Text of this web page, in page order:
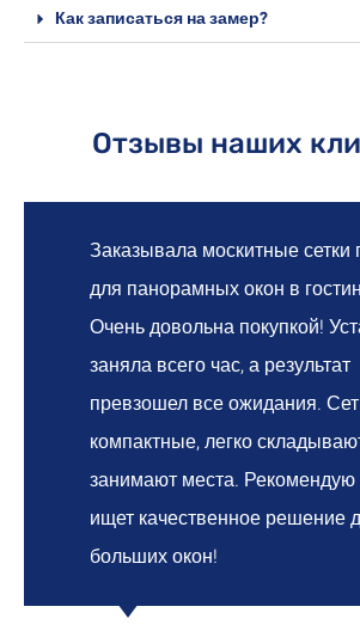
Как записаться на замер?
Отзывы наших
Заказывала москитные сетки
для панорамных окон в
Очень довольна покупкой!
заняла всего час, а результат
превзошел все ожидания.
компактные, легко
занимают места. Рекомендую
ищет качественное решение
больших окон!